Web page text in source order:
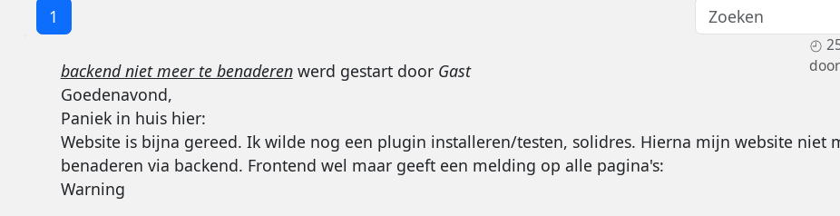
1
door
backend niet meer te benaderenwerd gestart door Gast
Goedenavond,
Paniek in huis hier:
Website is bijna gereed. Ik wilde nog een plugin installeren/testen, solidres. Hierna mijn website niet
benaderen via backend. Frontend wel maar geeft een melding op alle pagina's:
Warning